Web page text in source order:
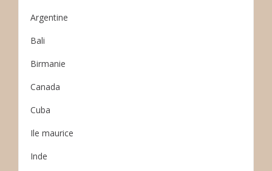
Argentine
Bali
Birmanie
Canada
Cuba
Ile maurice
Inde